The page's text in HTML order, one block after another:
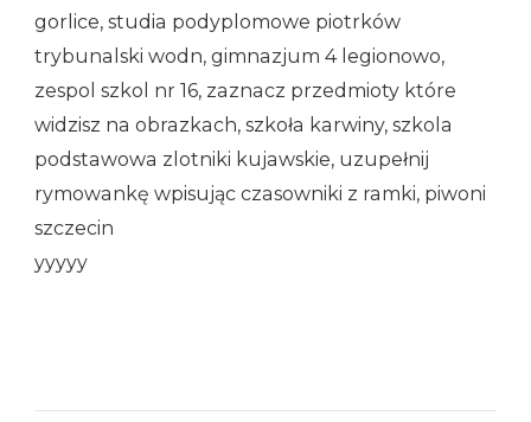
gorlice, studia podyplomowe piotrków
trybunalski wodn, gimnazjum 4 legionowo,
zespol szkol nr 16, zaznacz przedmioty które
widzisz na obrazkach, szkoła karwiny, szkola
podstawowa zlotniki kujawskie, uzupełnij
rymowankę wpisując czasowniki z ramki, piwoni
szczecin
yyyyy